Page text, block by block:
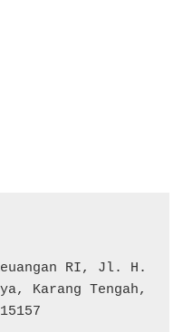
RI, Jl. H.
Karang Tengah,